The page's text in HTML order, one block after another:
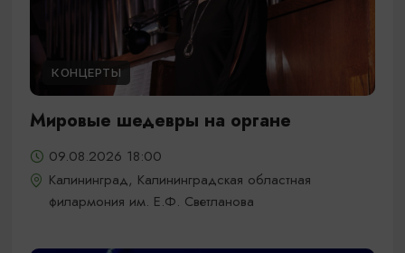
КОНЦЕРТЫ
Мировые шедевры на органе
09.08.2026 18:00
Калининград, Калининградская областная
филармония им. Е.Ф. Светланова